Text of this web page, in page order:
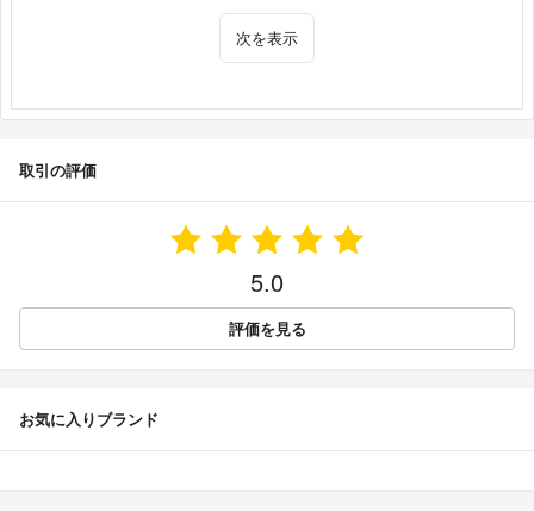
次を表示
取引の評価
5.0
評価を見る
お気に入りブランド